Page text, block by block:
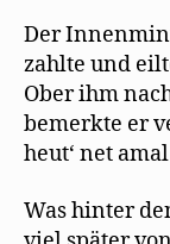
Der
zahlte und
Ober ihm
bemerkte er
heut‘ net
Was hinter